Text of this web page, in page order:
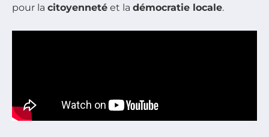
pour la citoyenneté et la démocratie locale.